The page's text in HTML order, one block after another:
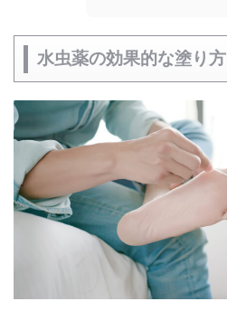
水虫薬の効果的な塗り方